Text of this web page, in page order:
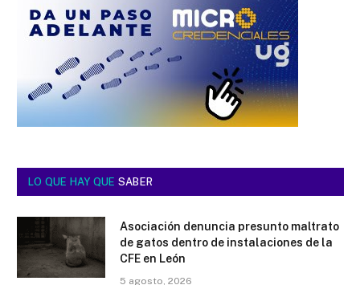
LO QUE HAY QUE SABER
Asociación denuncia presunto maltrato
de gatos dentro de instalaciones de la
CFE en León
5 agosto, 2026